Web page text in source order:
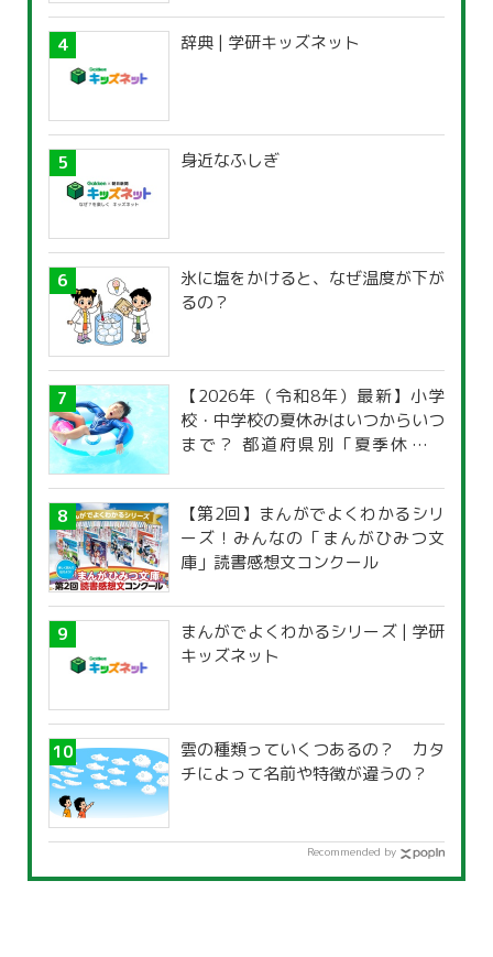
辞典 | 学研キッズネット
身近なふしぎ
氷に塩をかけると、なぜ温度が下が
るの？
【2026年（令和8年）最新】小学
校・中学校の夏休みはいつからいつ
まで？ 都道府県別「夏季休暇一
【第2回】まんがでよくわかるシリ
ーズ！みんなの「まんがひみつ文
庫」読書感想文コンクール
まんがでよくわかるシリーズ | 学研
キッズネット
雲の種類っていくつあるの？ カタ
チによって名前や特徴が違うの？
Recommended by